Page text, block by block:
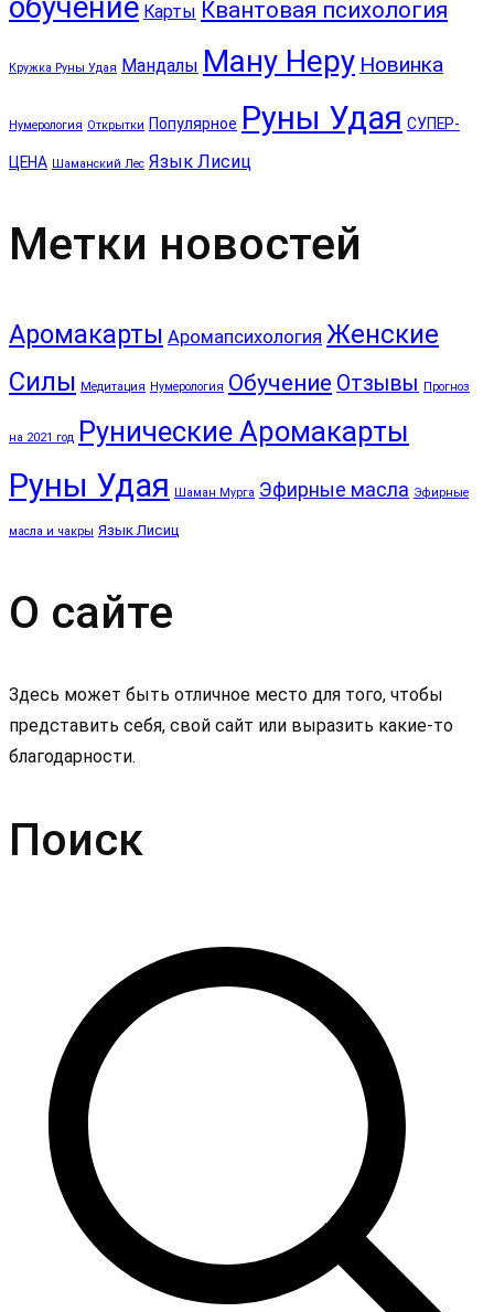
Карты Квантовая психология
Кружка Руны Удая Мандалы Ману Неру Новинка
Нумерология Открытки Популярное Руны Удая СУПЕР-
ЦЕНА Шаманский Лес Язык Лисиц
Метки новостей
Аромакарты Аромапсихология Женские
Силы Медитация Нумерология Обучение Отзывы Прогноз
на 2021 год Рунические Аромакарты
Руны Удая Шаман Мурга Эфирные масла Эфирные
масла и чакры Язык Лисиц
О сайте
Здесь может быть отличное место для того, чтобы
представить себя, свой сайт или выразить какие-то
благодарности.
Поиск